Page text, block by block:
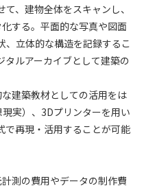
、建物全体をスキャンし、
する。平面的な写真や図面
、立体的な構造を記録するこ
タルアーカイブとして建築の
建築教材としての活用をは
実）、3Dプリンターを用い
で再現・活用することが可能
測の費用やデータの制作費
びダウンロードした情報
転売し、または転売のため
下に該当する、またはその
削除できるものとします。
定める禁止事項に該当する